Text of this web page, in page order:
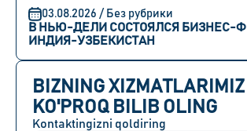
03.08.2026 / Без рубрики
В НЬЮ-ДЕЛИ СОСТОЯЛСЯ БИЗНЕС-
ИНДИЯ-УЗБЕКИСТАН
BIZNING
KO'PROQ BILIB OLING
Kontaktingizni qoldiring